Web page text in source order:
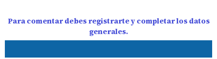
Para comentar debes registrarte y completar los datos
generales.